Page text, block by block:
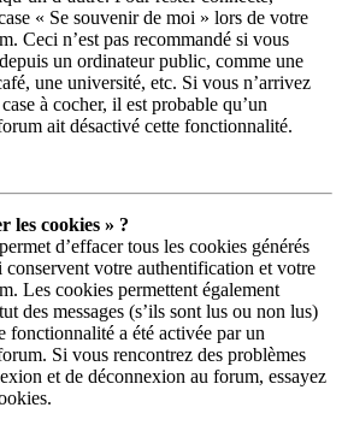
« Se souvenir de moi » lors de votre
Ceci n’est pas recommandé si vous
un ordinateur public, comme une
une université, etc. Si vous n’arrivez
à cocher, il est probable qu’un
ait désactivé cette fonctionnalité.
les cookies » ?
d’effacer tous les cookies générés
votre authentification et votre
Les cookies permettent également
des messages (s’ils sont lus ou non lus)
fonctionnalité a été activée par un
Si vous rencontrez des problèmes
et de déconnexion au forum, essayez